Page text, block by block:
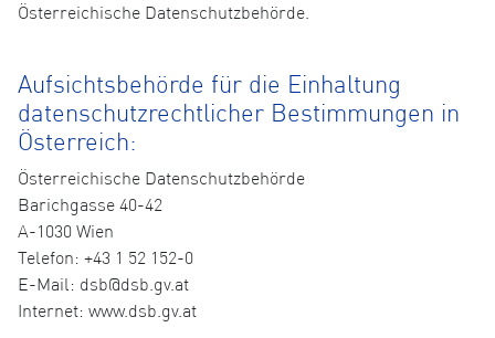
Österreichische Datenschutzbehörde.
Aufsichtsbehörde für die Einhaltung
datenschutzrechtlicher Bestimmungen in
Österreich:
Österreichische Datenschutzbehörde
Barichgasse 40-42
A-1030 Wien
Telefon: +43 1 52 152-0
E-Mail: dsb@dsb.gv.at
Internet: www.dsb.gv.at